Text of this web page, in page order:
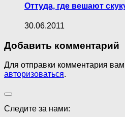
Оттуда, где вешают
30.06.2011
Добавить комментарий
Для отправки комментария
авторизоваться.
Следите за нами: